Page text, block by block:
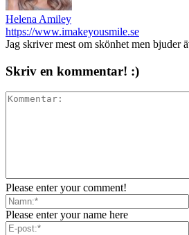
Helena Amiley
https://www.imakeyousmile.se
Jag skriver mest om skönhet men bjuder
Skriv en kommentar! :)
Please enter your comment!
Please enter your name here